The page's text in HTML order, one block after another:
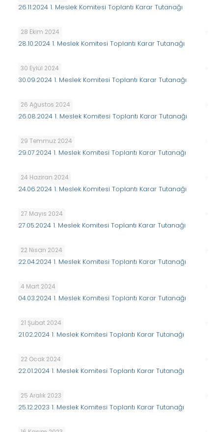
26.11.2024 1. Meslek Komitesi Toplantı Karar Tutanağı
28 Ekim 2024
28.10.2024 1. Meslek Komitesi Toplantı Karar Tutanağı
30 Eylül 2024
30.09.2024 1. Meslek Komitesi Toplantı Karar Tutanağı
26 Ağustos 2024
26.08.2024 1. Meslek Komitesi Toplantı Karar Tutanağı
29 Temmuz 2024
29.07.2024 1. Meslek Komitesi Toplantı Karar Tutanağı
24 Haziran 2024
24.06.2024 1. Meslek Komitesi Toplantı Karar Tutanağı
27 Mayıs 2024
27.05.2024 1. Meslek Komitesi Toplantı Karar Tutanağı
22 Nisan 2024
22.04.2024 1. Meslek Komitesi Toplantı Karar Tutanağı
4 Mart 2024
04.03.2024 1. Meslek Komitesi Toplantı Karar Tutanağı
21 Şubat 2024
21.02.2024 1. Meslek Komitesi Toplantı Karar Tutanağı
22 Ocak 2024
22.01.2024 1. Meslek Komitesi Toplantı Karar Tutanağı
25 Aralık 2023
25.12.2023 1. Meslek Komitesi Toplantı Karar Tutanağı